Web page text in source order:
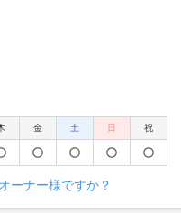
金 土 日 祝
ーナー様ですか？